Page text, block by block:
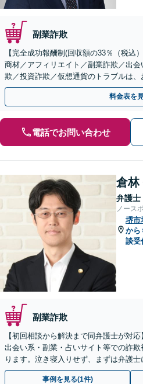
副業詐欺
【完全成功報酬制(回収額の33％（税込
商材／アフィリエイト／副業詐欺／出
欺／投資詐欺／仮想通貨のトラブルは
のみで解決も可能！
料金表を
電話でお問い合わせ
倉林
弁護士
ノース
堺市
から
談受
副業詐欺
【初回相談から解決まで同弁護士が対
出会い系・副業・占いサイト等での詐
ります。泣き寝入りせず、まずは弁護
1分・土日夜間の相談歓迎】
事例を見る(1件)